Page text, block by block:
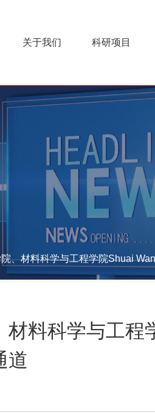
关于我们 科研项目
、材料科学与工程学院Shuai
料科学与工
道